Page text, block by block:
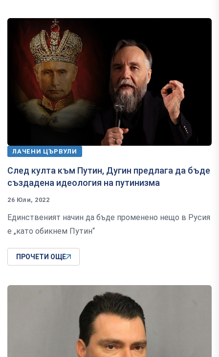
ЛАЧЕНИ ЦЪРВУЛИ
След култа към Путин, Дугин предлага да бъде
създадена идеология на путинизма
26 Юли, 2022
Единственият начин да бъде променено нещо в Русия
е „като обикнем Путин“
ПРОЧЕТИ ОЩЕ